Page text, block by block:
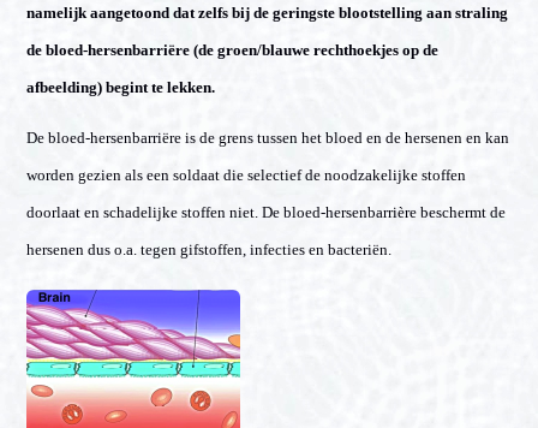
namelijk aangetoond dat zelfs bij de geringste blootstelling aan straling
de bloed-hersenbarriëre (de groen/blauwe rechthoekjes op de
afbeelding) begint te lekken.
De bloed-hersenbarriëre is de grens tussen het bloed en de hersenen en kan
worden gezien als een soldaat die selectief de noodzakelijke stoffen
doorlaat en schadelijke stoffen niet. De bloed-hersenbarrière beschermt de
hersenen dus o.a. tegen gifstoffen, infecties en bacteriën.